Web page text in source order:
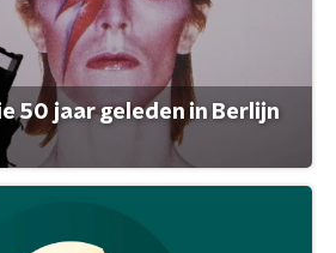
50 jaar geleden in Berlijn